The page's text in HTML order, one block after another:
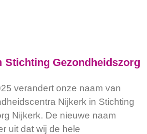
Stichting Gezondheidszorg
verandert onze naam van
Nijkerk in Stichting
Nijkerk. De nieuwe naam
uit dat wij de hele